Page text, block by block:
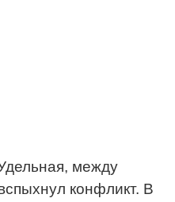
между
конфликт. В